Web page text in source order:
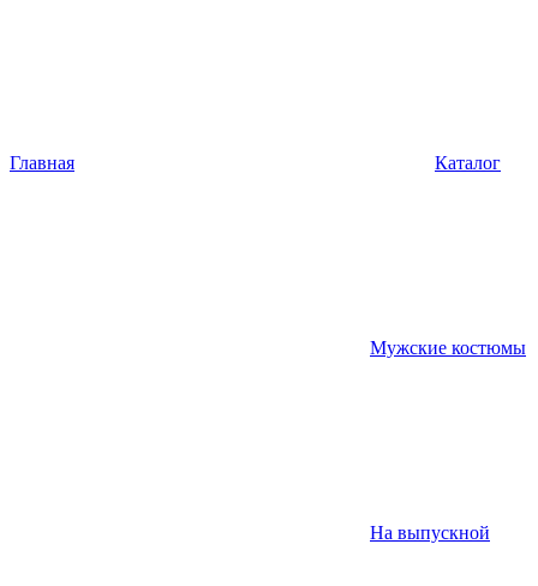
Главная Каталог
Мужские костюмы
На выпускной